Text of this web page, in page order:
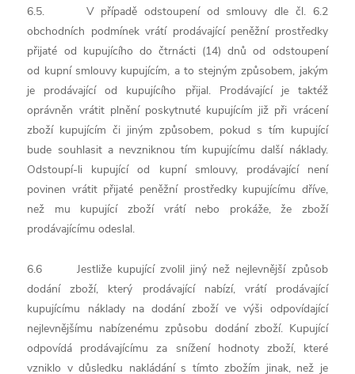
6.5. V případě odstoupení od smlouvy dle čl. 6.2
obchodních podmínek vrátí prodávající peněžní prostředky
přijaté od kupujícího do čtrnácti (14) dnů od odstoupení
od kupní smlouvy kupujícím, a to stejným způsobem, jakým
je prodávající od kupujícího přijal. Prodávající je taktéž
oprávněn vrátit plnění poskytnuté kupujícím již při vrácení
zboží kupujícím či jiným způsobem, pokud s tím kupující
bude souhlasit a nevzniknou tím kupujícímu další náklady.
Odstoupí-li kupující od kupní smlouvy, prodávající není
povinen vrátit přijaté peněžní prostředky kupujícímu dříve,
než mu kupující zboží vrátí nebo prokáže, že zboží
prodávajícímu odeslal.
6.6 Jestliže kupující zvolil jiný než nejlevnější způsob
dodání zboží, který prodávající nabízí, vrátí prodávající
kupujícímu náklady na dodání zboží ve výši odpovídající
nejlevnějšímu nabízenému způsobu dodání zboží. Kupující
odpovídá prodávajícímu za snížení hodnoty zboží, které
vzniklo v důsledku nakládání s tímto zbožím jinak, než je